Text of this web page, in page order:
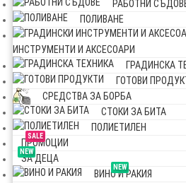
РАБОТНИ
ПОЛИВАНЕ
ИНСТРУМЕНТИ И АКСЕСОАРИ
ГРАДИНСКА
ГОТОВИ
СРЕДСТВА ЗА БОРБА
СТОКИ ЗА БИТА
ПОЛИЕТИЛЕН
SALE
ПРОМОЦИИ
NEW
ЗА ДЕЦА
NEW
ВИНО И РАКИЯ